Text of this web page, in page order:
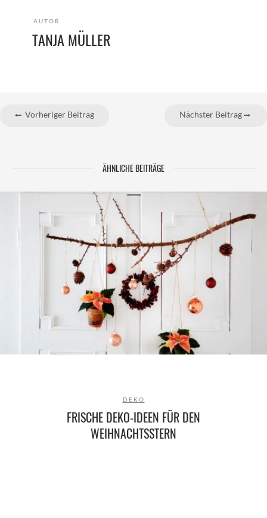
AUTOR
TANJA MÜLLER
Vorheriger Beitrag Nächster Beitrag
ÄHNLICHE BEITRÄGE
DEKO
FRISCHE DEKO-IDEEN FÜR DEN
WEIHNACHTSSTERN